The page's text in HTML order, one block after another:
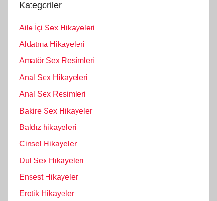
Kategoriler
Aile İçi Sex Hikayeleri
Aldatma Hikayeleri
Amatör Sex Resimleri
Anal Sex Hikayeleri
Anal Sex Resimleri
Bakire Sex Hikayeleri
Baldız hikayeleri
Cinsel Hikayeler
Dul Sex Hikayeleri
Ensest Hikayeler
Erotik Hikayeler